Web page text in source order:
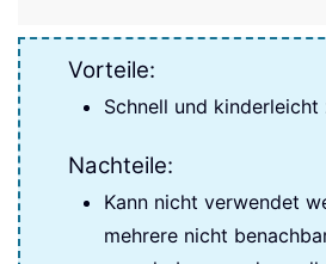
Vorteile:
Schnell und kinderleicht
Nachteile:
Kann nicht verwendet
mehrere nicht